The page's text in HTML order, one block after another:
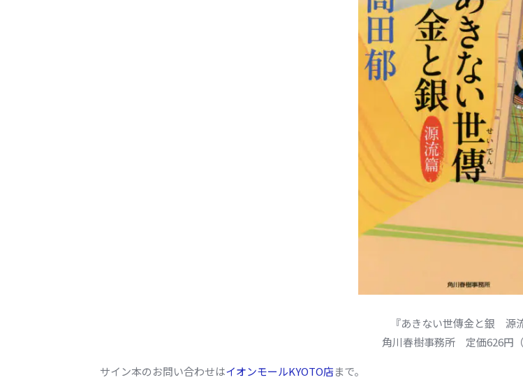
『あきない世傳金と銀 源
角川春樹事務所 定価626円（
サイン本のお問い合わせはイオンモールKYOTO店まで。